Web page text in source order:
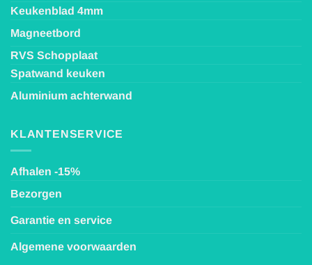
Keukenblad 4mm
Magneetbord
RVS Schopplaat
Spatwand keuken
Aluminium achterwand
KLANTENSERVICE
Afhalen -15%
Bezorgen
Garantie en service
Algemene voorwaarden